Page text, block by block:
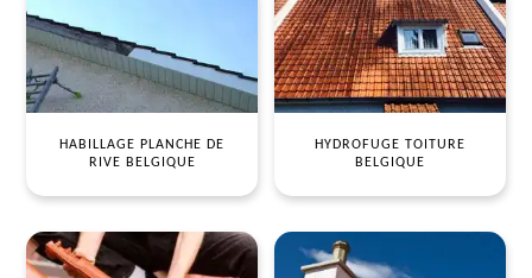
HABILLAGE PLANCHE DE
RIVE BELGIQUE
HYDROFUGE TOITURE
BELGIQUE